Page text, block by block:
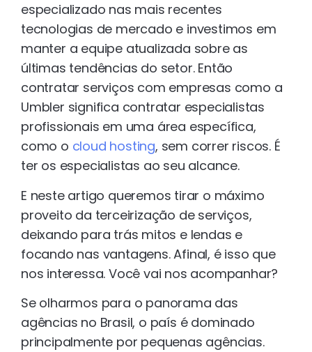
especializado nas mais recentes
tecnologias de mercado e investimos em
manter a equipe atualizada sobre as
últimas tendências do setor. Então
contratar serviços com empresas como a
Umbler significa contratar especialistas
profissionais em uma área específica,
como o cloud hosting, sem correr riscos. É
ter os especialistas ao seu alcance.
E neste artigo queremos tirar o máximo
proveito da terceirização de serviços,
deixando para trás mitos e lendas e
focando nas vantagens. Afinal, é isso que
nos interessa. Você vai nos acompanhar?
Se olharmos para o panorama das
agências no Brasil, o país é dominado
principalmente por pequenas agências.